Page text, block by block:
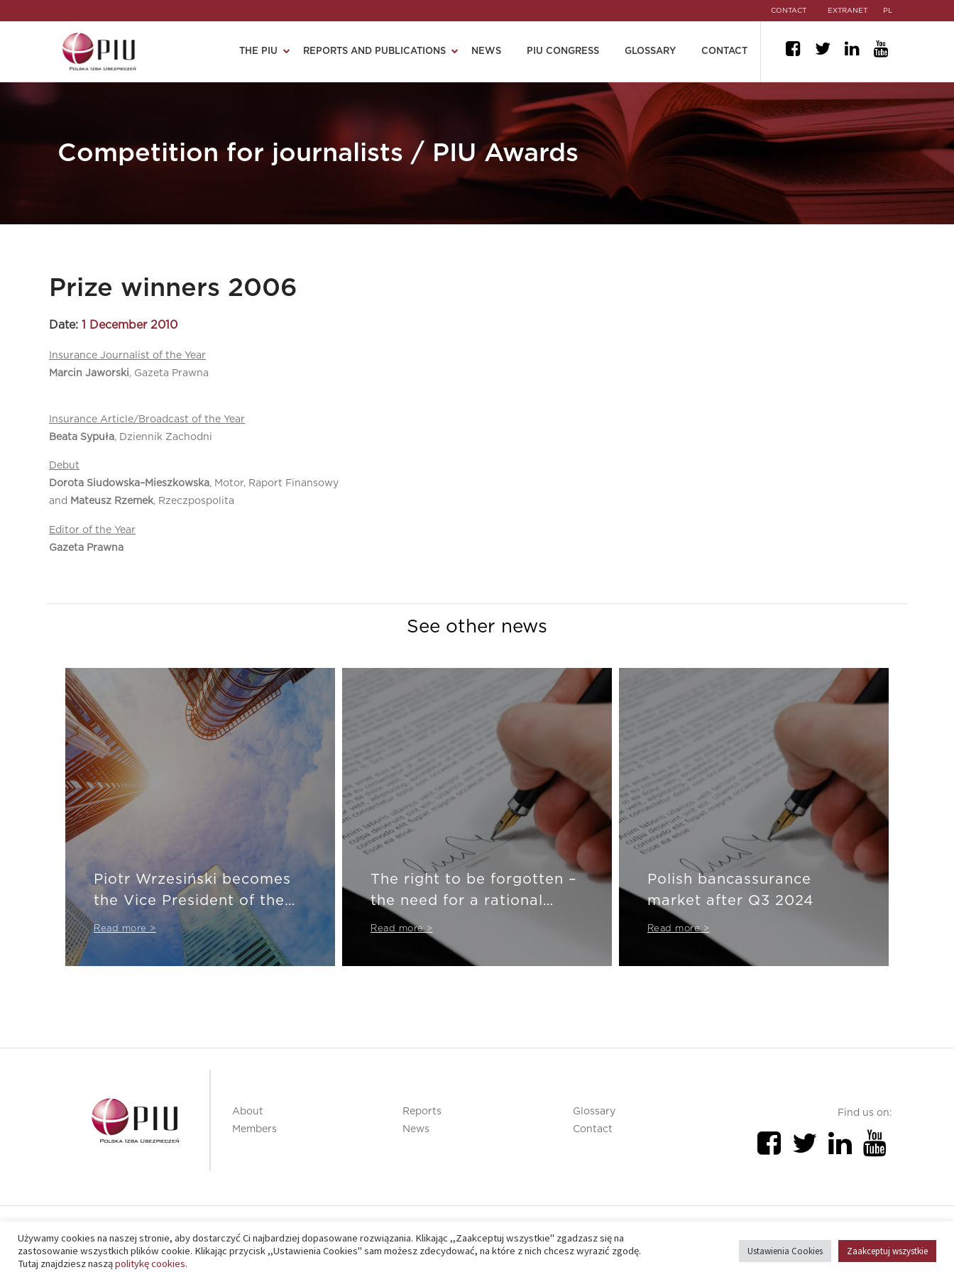
CONTACT EXTRANET PL
THE PIU REPORTS AND PUBLICATIONS NEWS PIU CONGRESS GLOSSARY CONTACT
Competition for journalists / PIU Awards
Prize winners 2006
Date: 1 December 2010
Insurance Journalist of the Year
Marcin Jaworski, Gazeta Prawna
Insurance Article/Broadcast of the Year
Beata Sypuła, Dziennik Zachodni
Debut
Dorota Siudowska–Mieszkowska, Motor, Raport Finansowy
and
Mateusz Rzemek, Rzeczpospolita
Editor of the Year
Gazeta Prawna
See other news
Piotr Wrzesiński becomes
the Vice President of the
Management Board of the
Polish Chamber of
Insurance
Read more >
The right to be forgotten –
the need for a rational
approach
Read more >
Polish bancassurance
market after Q3 2024
Read more >
About
Members
Reports
News
Glossary
Contact
Find us on:
Używamy cookies na naszej stronie, aby dostarczyć Ci najbardziej dopasowane rozwiązania. Klikając ,,Zaakceptuj wszystkie" zgadzasz się na
zastosowanie wszystkich plików cookie. Klikając przycisk ,,Ustawienia Cookies" sam możesz zdecydować, na które z nich chcesz wyrazić zgodę.
Tutaj znajdziesz nasząpolitykę cookies.
Ustawienia Cookies Zaakceptuj wszystkie